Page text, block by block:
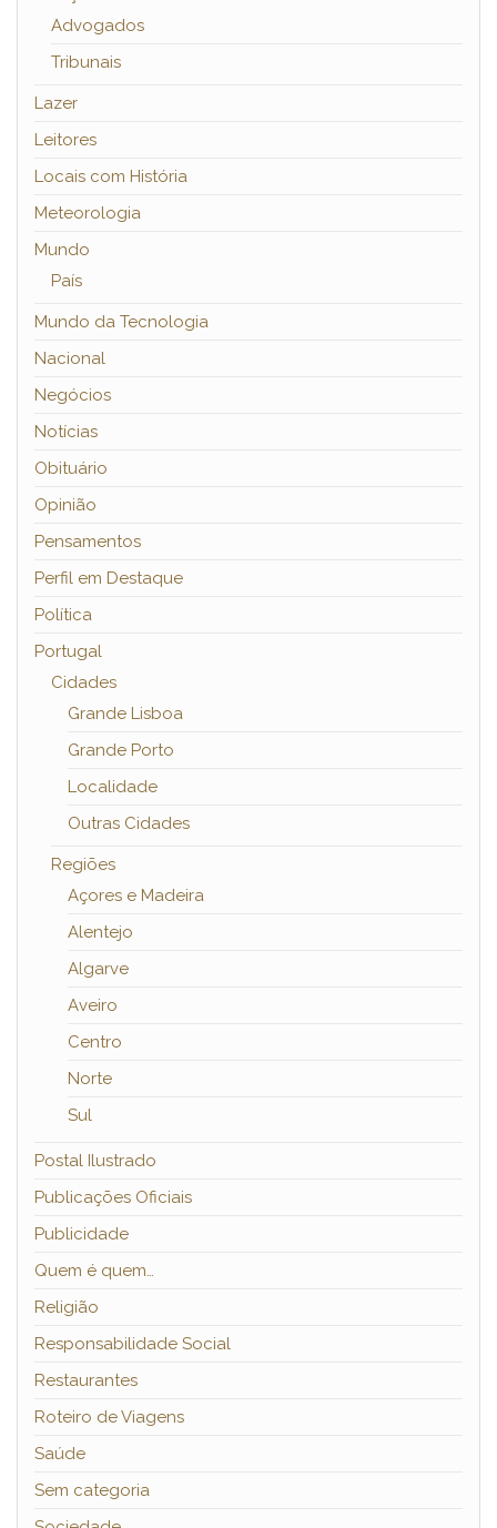
Advogados
Tribunais
Lazer
Leitores
Locais com História
Meteorologia
Mundo
País
Mundo da Tecnologia
Nacional
Negócios
Notícias
Obituário
Opinião
Pensamentos
Perfil em Destaque
Política
Portugal
Cidades
Grande Lisboa
Grande Porto
Localidade
Outras Cidades
Regiões
Açores e Madeira
Alentejo
Algarve
Aveiro
Centro
Norte
Sul
Postal Ilustrado
Publicações Oficiais
Publicidade
Quem é quem…
Religião
Responsabilidade Social
Restaurantes
Roteiro de Viagens
Saúde
Sem categoria